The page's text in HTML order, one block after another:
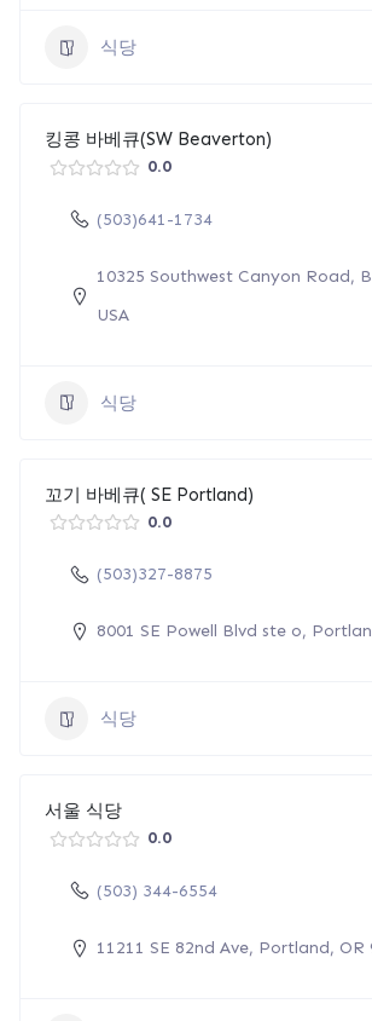
식당
킹콩 바베큐(SW Beaverton)
0.0
(503)641-1734
10325 Southwest Canyon Road,
USA
식당
꼬기 바베큐( SE Portland)
0.0
(503)327-8875
8001 SE Powell Blvd ste o,
식당
서울 식당
0.0
(503) 344-6554
11211 SE 82nd Ave, Portland, OR